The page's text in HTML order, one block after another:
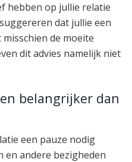
hebben op jullie relatie
dat jullie een
de moeite
dit advies namelijk niet
belangrijker dan
een pauze nodig
en andere bezigheden